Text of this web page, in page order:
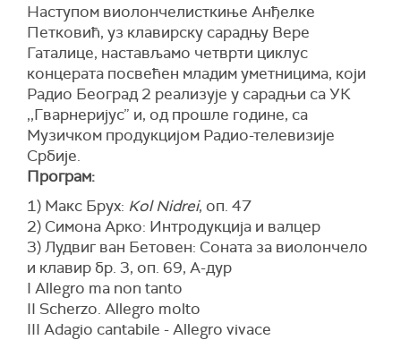
Наступом виолончелисткиње Анђелке
Петковић, уз клавирску сарадњу Вере
Гаталице, настављамо четврти циклус
концерата посвећен младим уметницима, који
Радио Београд 2 реализује у сарадњи са УК
,,Гварнеријус” и, од прошле године, са
Музичком продукцијом Радио-телевизије
Србије.
Програм:
1) Макс Брух: Kol Nidrei, оп. 47
2) Симона Арко: Интродукција и валцер
3) Лудвиг ван Бетовен: Соната за виолончело
и клавир бр. 3, оп. 69, А-дур
I Allegro ma non tanto
II Scherzo. Allegro molto
III Adagio cantabile - Allegro vivace